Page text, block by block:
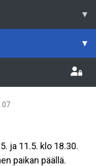
▾
▾
ja 11.5. klo 18.30.
paikan päällä.